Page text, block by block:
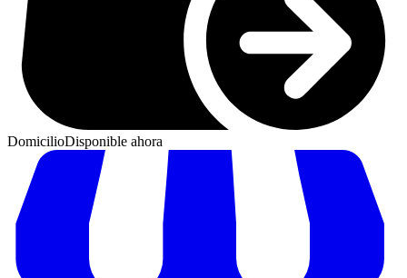
DomicilioDisponible ahora